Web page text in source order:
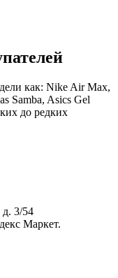
как: Nike Air Max,
Samba, Asics Gel
до редких
д. 3/54
Маркет.